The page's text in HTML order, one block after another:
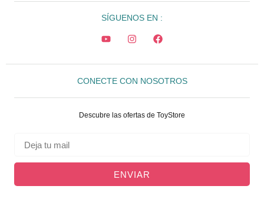
SÍGUENOS EN :
CONECTE CON NOSOTROS
Descubre las ofertas de ToyStore
ENVIAR